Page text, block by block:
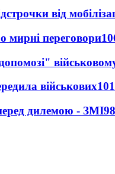
від
мирні переговори
військових
дилемою - ЗМІ